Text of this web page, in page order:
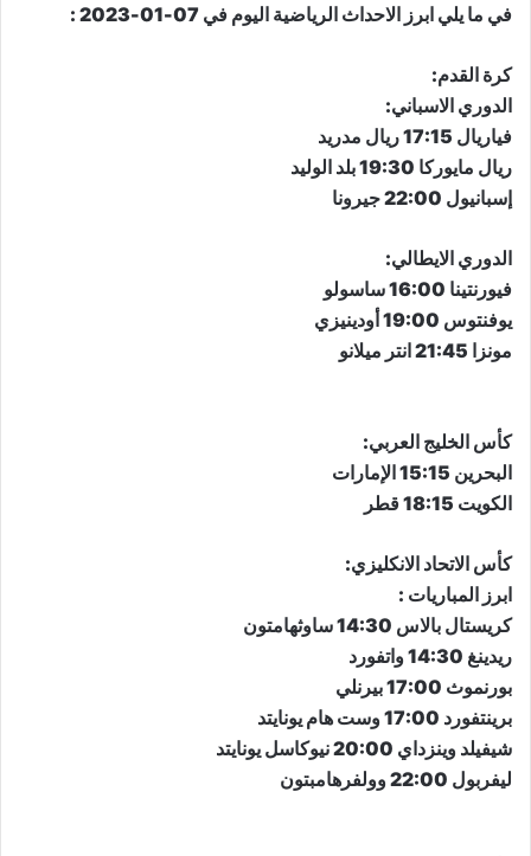
في ما يلي ابرز الاحداث الرياضية اليوم في 07-01-2023 :
كرة القدم:
الدوري الاسباني:
فياريال 17:15 ريال مدريد
ريال مايوركا 19:30 بلد الوليد
إسبانيول 22:00 جيرونا
الدوري الايطالي:
فيورنتينا 16:00 ساسولو
يوفنتوس 19:00 أودينيزي
مونزا 21:45 انتر ميلانو
كأس الخليج العربي:
البحرين 15:15 الإمارات
الكويت 18:15 قطر
كأس الاتحاد الانكليزي:
ابرز المباريات :
كريستال بالاس 14:30 ساوثهامتون
​​​​​​​ريدينغ 14:30 واتفورد
​​​​​​​​​​​​​​بورنموث 17:00 بيرنلي
​​​​​​​برينتفورد 17:00 وست هام يونايتد
​​​​​​​شيفيلد وينزداي 20:00 نيوكاسل يونايتد
​​​​​​​ليفربول 22:00 وولفرهامبتون